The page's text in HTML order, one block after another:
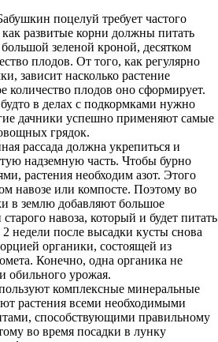
поцелуй требует частого
развитые корни должны питать
зеленой кроной, десятком
плодов. От того, как регулярно
зависит насколько растение
количество плодов оно сформирует.
в делах с подкормками нужно
дачники успешно применяют самые
грядок.
рассада должна укрепиться и
надземную часть. Чтобы бурно
растения необходим азот. Этого
навозе или компосте. Поэтому во
в землю добавляют большое
навоза, который и будет питать
недели после высадки кусты снова
органики, состоящей из
Конечно, одна органика не
обильного урожая.
комплексные минеральные
растения всеми необходимыми
способствующими правильному
во время посадки в лунку